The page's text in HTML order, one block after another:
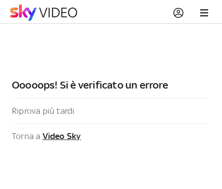
Ooooops! Si è verificato un errore
Riprova più tardi
Torna a Video Sky